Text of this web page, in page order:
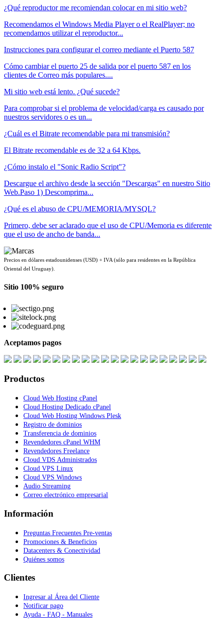
¿Qué reproductor me recomiendan colocar en mi sitio web?
Recomendamos el Windows Media Player o el RealPlayer; no
recomendamos utilizar el reproductor...
Instrucciones para configurar el correo mediante el Puerto 587
Cómo cambiar el puerto 25 de salida por el puerto 587 en los
clientes de Correo más populares....
Mi sitio web está lento. ¿Qué sucede?
Para comprobar si el problema de velocidad/carga es causado por
nuestros servidores o es un...
¿Cuál es el Bitrate recomendable para mi transmisión?
El Bitrate recomendable es de 32 a 64 Kbps.
¿Cómo instalo el "Sonic Radio Script"?
Descargue el archivo desde la sección "Descargas" en nuestro Sitio
Web.Paso 1) Descomprima...
¿Qué es el abuso de CPU/MEMORIA/MYSQL?
Primero, debe ser aclarado que el uso de CPU/Memoria es diferente
que el uso de ancho de banda...
Precios en dólares estadounidenses (USD) + IVA (sólo para residentes en la República
Oriental del Uruguay).
Sitio 100% seguro
Aceptamos pagos
Productos
Cloud Web Hosting cPanel
Cloud Hosting Dedicado cPanel
Cloud Web Hosting Windows Plesk
Registro de dominios
Transferencia de dominios
Revendedores cPanel WHM
Revendedores Freelance
Cloud VDS Administrados
Cloud VPS Linux
Cloud VPS Windows
Audio Streaming
Correo electrónico empresarial
Información
Preguntas Frecuentes Pre-ventas
Promociones & Beneficios
Datacenters & Conectividad
Quiénes somos
Clientes
Ingresar al Área del Cliente
Notificar pago
Ayuda - FAQ - Manuales